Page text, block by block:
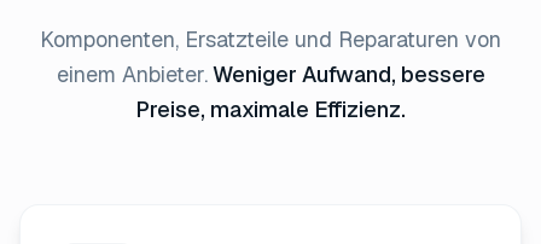
Komponenten, Ersatzteile und Reparaturen von
einem Anbieter.Weniger Aufwand, bessere
Preise, maximale Effizienz.